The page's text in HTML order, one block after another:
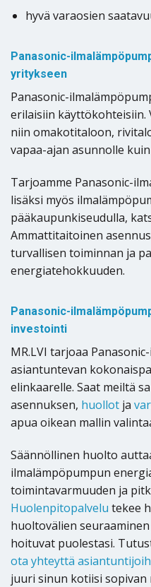
hyvä varaosien
Panasonic-
yritykseen
Panasonic-
erilaisiin käyttökohteisiin.
niin omakotitaloon,
vapaa-ajan asunnolle
Tarjoamme Panasonic-
lisäksi myös
pääkaupunkiseudulla,
Ammattitaitoinen
turvallisen toiminnan ja
energiatehokkuuden.
Panasonic-
investointi
MR.LVI tarjoaa
asiantuntevan
elinkaarelle. Saat meiltä
asennuksen, huollot ja
apua oikean mallin
Säännöllinen huolto
ilmalämpöpumpun
toimintavarmuuden ja
Huolenpitopalvelu tekee
huoltovälien
hoituvat puolestasi.
ota yhteyttä
juuri sinun kotiisi sopivan